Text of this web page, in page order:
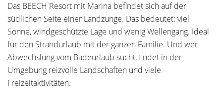
Das BEECH Resort mit Marina befindet sich auf der
südlichen Seite einer Landzunge. Das bedeutet: viel
Sonne, windgeschützte Lage und wenig Wellengang. Ideal
für den Strandurlaub mit der ganzen Familie. Und wer
Abwechslung vom Badeurlaub sucht, findet in der
Umgebung reizvolle Landschaften und viele
Freizeitaktivitäten.